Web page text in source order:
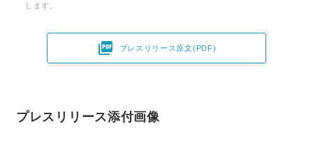
します。
 プレスリリース原文(PDF)
プレスリリース添付画像